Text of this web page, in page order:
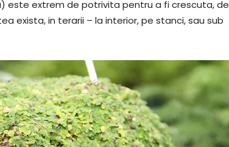
este extrem de potrivita pentru a fi crescuta, de
exista, in terarii – la interior, pe stanci, sau sub